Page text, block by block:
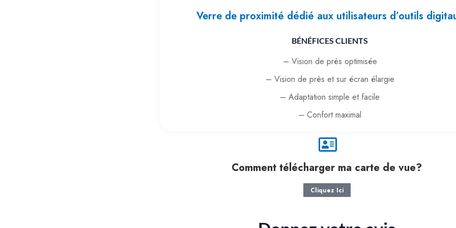
Verre de proximité dédié aux utilisateurs d’outils
BÉNÉFICES CLIENTS
– Vision de près optimisée
– Vision de près et sur écran élargie
– Adaptation simple et facile
– Confort maximal
Comment télécharger ma carte de vue?
Cliquez Ici